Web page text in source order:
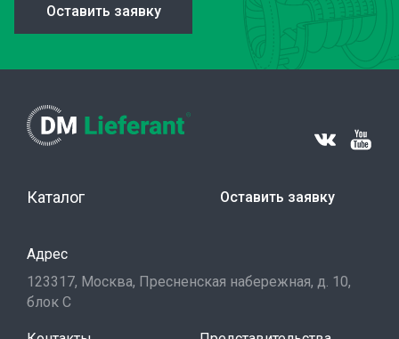
Оставить заявку
Каталог Оставить заявку
Адрес
123317, Москва, Пресненская набережная, д. 10,
блок С